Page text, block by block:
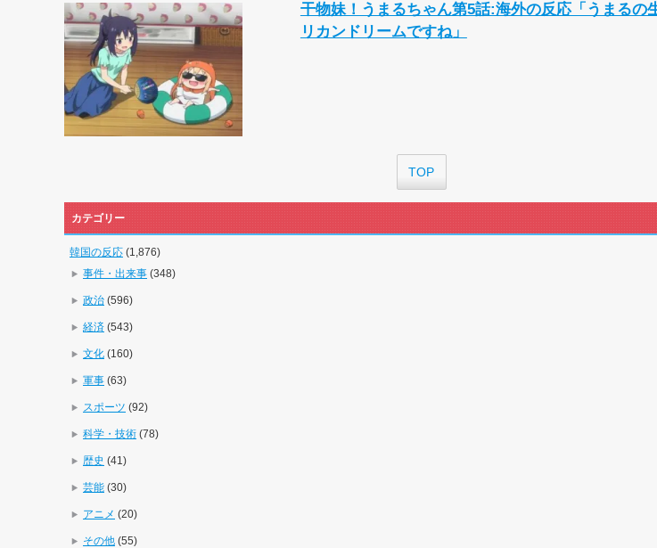
『アニメ
【戦争
海外「
正直ザ
まとめ
ハード
【閲覧
干物妹！うまるちゃん第5話:海外の反応「うまるの
リカンドリームですね」
TOP
カテゴリー
韓国の反応 (1,876)
事件・出来事 (348)
政治 (596)
経済 (543)
文化 (160)
軍事 (63)
スポーツ (92)
科学・技術 (78)
歴史 (41)
芸能 (30)
アニメ (20)
その他 (55)